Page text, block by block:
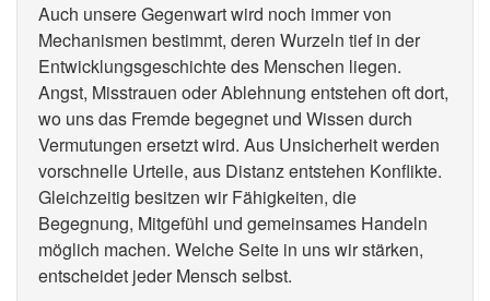
Auch unsere Gegenwart wird noch immer von
Mechanismen bestimmt, deren Wurzeln tief in der
Entwicklungsgeschichte des Menschen liegen.
Angst, Misstrauen oder Ablehnung entstehen oft dort,
wo uns das Fremde begegnet und Wissen durch
Vermutungen ersetzt wird. Aus Unsicherheit werden
vorschnelle Urteile, aus Distanz entstehen Konflikte.
Gleichzeitig besitzen wir Fähigkeiten, die
Begegnung, Mitgefühl und gemeinsames Handeln
möglich machen. Welche Seite in uns wir stärken,
entscheidet jeder Mensch selbst.